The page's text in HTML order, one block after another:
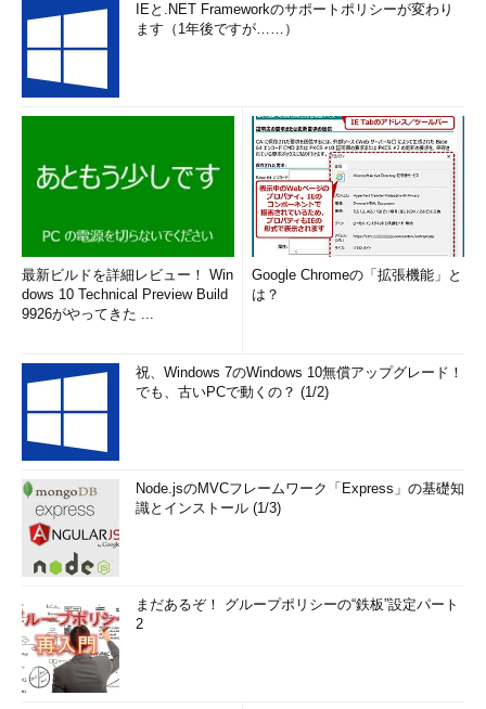
IEと.NET Frameworkのサポートポリシーが変わり
ます（1年後ですが……）
最新ビルドを詳細レビュー！ Win
dows 10 Technical Preview Build
9926がやってきた ...
Google Chromeの「拡張機能」と
は？
祝、Windows 7のWindows 10無償アップグレード！
でも、古いPCで動くの？ (1/2)
Node.jsのMVCフレームワーク「Express」の基礎知
識とインストール (1/3)
まだあるぞ！ グループポリシーの“鉄板”設定パート
2